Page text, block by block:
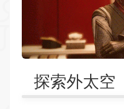
探索外太空